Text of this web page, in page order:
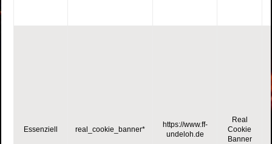
Essenziell real_cookie_banner*
https://www.ff-
undeloh.de
Real
Cookie
Banner